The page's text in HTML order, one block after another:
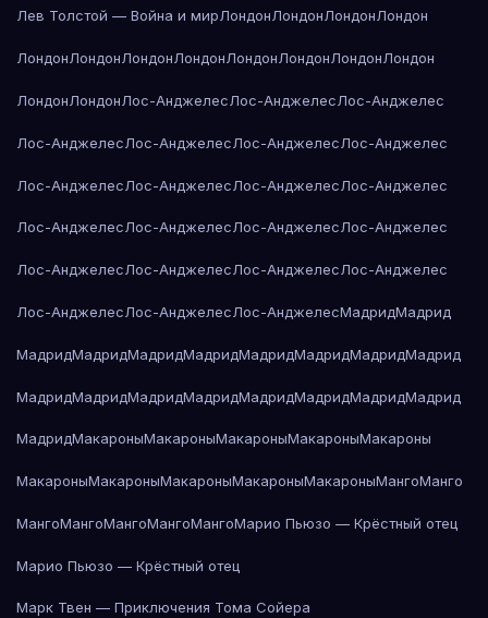
Лев Толстой — Война и мирЛондонЛондонЛондонЛондон
ЛондонЛондонЛондонЛондонЛондонЛондонЛондонЛондон
ЛондонЛондонЛос-АнджелесЛос-АнджелесЛос-Анджелес
Лос-АнджелесЛос-АнджелесЛос-АнджелесЛос-Анджелес
Лос-АнджелесЛос-АнджелесЛос-АнджелесЛос-Анджелес
Лос-АнджелесЛос-АнджелесЛос-АнджелесЛос-Анджелес
Лос-АнджелесЛос-АнджелесЛос-АнджелесЛос-Анджелес
Лос-АнджелесЛос-АнджелесЛос-АнджелесМадридМадрид
МадридМадридМадридМадридМадридМадридМадридМадрид
МадридМадридМадридМадридМадридМадридМадридМадрид
МадридМакароныМакароныМакароныМакароныМакароны
МакароныМакароныМакароныМакароныМакароныМангоМанго
МангоМангоМангоМангоМангоМарио Пьюзо — Крёстный отец
Марио Пьюзо — Крёстный отец
Марк Твен — Приключения Тома Сойера